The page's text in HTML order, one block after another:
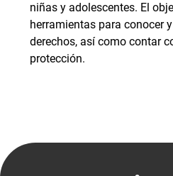
niñas y adolescentes. El
herramientas para conocer
derechos, así como contar
protección.